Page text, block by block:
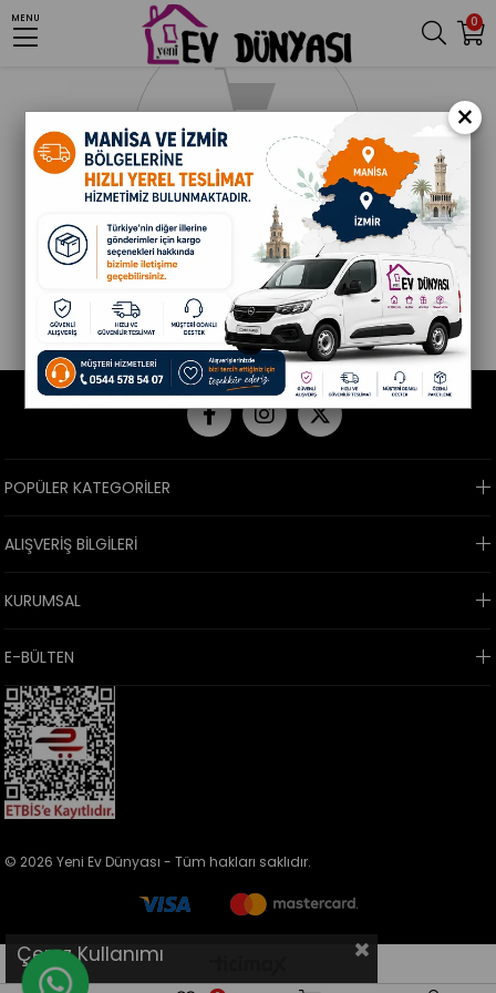
0
MENU
POPÜLER KATEGORİLER
ALIŞVERİŞ BİLGİLERİ
KURUMSAL
E-BÜLTEN
© 2026 Yeni Ev Dünyası - Tüm hakları saklıdır.
Çerez Kullanımı
×